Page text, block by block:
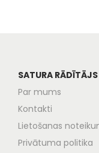
SATURA RĀDĪTĀJS
Par mums
Kontakti
Lietošanas
Privātuma politika